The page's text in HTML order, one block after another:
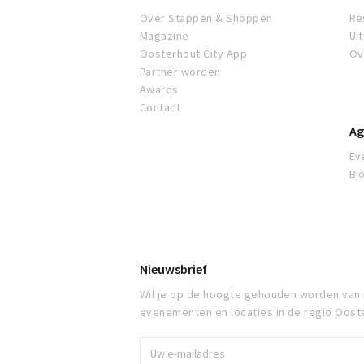
Over Stappen & Shoppen
Magazine
Oosterhout City App
Partner worden
Awards
Contact
Nieuwsbrief
Wil je op de hoogte gehouden worden van
evenementen en locaties in de regio